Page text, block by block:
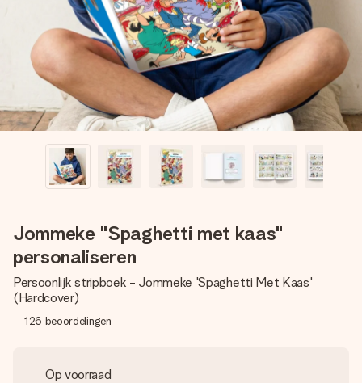
jullie foto of een boodschap die raakt. Zonder gedoe, maar
met alle aandacht voor het moment.
Jommeke "Spaghetti met kaas"
personaliseren
Persoonlijk stripboek - Jommeke 'Spaghetti Met Kaas'
(Hardcover)
126 beoordelingen
Op voorraad